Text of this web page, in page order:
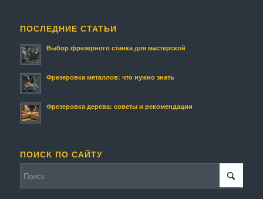
ПОСЛЕДНИЕ СТАТЬИ
Выбор фрезерного станка для мастерской
Фрезеровка металлов: что нужно знать
Фрезеровка дерева: советы и рекомендации
ПОИСК ПО САЙТУ